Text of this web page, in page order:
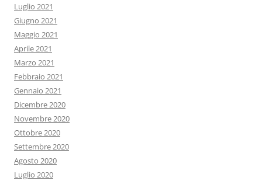
Luglio 2021
Giugno 2021
Maggio 2021
Aprile 2021
Marzo 2021
Febbraio 2021
Gennaio 2021
Dicembre 2020
Novembre 2020
Ottobre 2020
Settembre 2020
Agosto 2020
Luglio 2020